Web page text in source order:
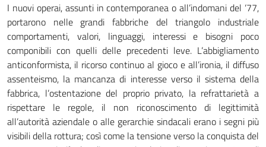
I nuovi operai, assunti in contemporanea o all’indomani del ‘77,
portarono nelle grandi fabbriche del triangolo industriale
comportamenti, valori, linguaggi, interessi e bisogni poco
componibili con quelli delle precedenti leve. L’abbigliamento
anticonformista, il ricorso continuo al gioco e all’ironia, il diffuso
assenteismo, la mancanza di interesse verso il sistema della
fabbrica, l’ostentazione del proprio privato, la refrattarietà a
rispettare le regole, il non riconoscimento di legittimità
all’autorità aziendale o alle gerarchie sindacali erano i segni più
visibili della rottura; così come la tensione verso la conquista del